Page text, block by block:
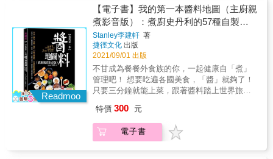
肉時加兩支迷迭香，格外有去腥、清新香氣的
功效。 ▍製作青醬時以九層塔取代甜羅勒，加
入麻油而非橄欖油。 ▍煎虱目魚時，去腥煸薑
的步驟，改以薑黃片代替。 ▍冬季吃小火鍋熬
湯底時，加入香茅增添風味。 & 香料種類無
數，混合香料的可能性自然無限，女巫阿娥打
開自家的香料廚房，讓大家瞭解依照手邊香料
的品質與香氣，便能調理出最適合自己、家人
烹調秘訣 ▍香料廚房裡的巫婆，追劇的時候看
翼棄兵》（The Queen&#39;s Gambit）聽到這
句：「憤怒是強烈的香料，一小撮就可以讓人
清醒，太多了則會使人麻木。」（Anger is a
料櫃裡的生活儀式。 & 9款沾醬 &times; 9種飲
料 &times; 38道美食 美食無國界，無論是台味
洋食、地中海菜色、中南美料理， 或東南亞風
味、印度菜&hellip;&hellip;，都能任意遨遊樂在
其中！ 請讓香氣帶你去旅行，也讓香氣帶你回
食材，方便運用於各種飲食中，不曉得如何烹
煮香料美食的讀者，絕對不能錯過這本循著女
巫阿娥心法，便可進入在自家廚房實作的香料
世界！ & 女巫阿娥以長期的體驗領悟出自己的
品嚐味道，挑戰味蕾找出自己的偏好。她會在
烹煮日常料理時，替換或新增異國文化慣用的
香料，並分享自己和爸媽、長工老公如何用院
Readmoo
【電子書】我的第一本醬料地圖（主廚親
煮影音版）：煮廚史丹利的57種自製安
心醬料，3分鐘有「醬」就上菜！
Stanley李建軒 著
捷徑文化 出版
2021/09/01 出版
不甘成為餐餐外食族的你，一起健康自「煮」
管理吧！ 想要吃遍各國美食，「醬」就夠了！
只要三分鐘就能上菜，跟著醬料踏上世界旅
始嗎？ 想念各國美食卻無法出國嗎？自己下廚
卻總是少一味嗎？ 只要掌握靈魂人物「醬
料」，三分鐘就能做好料！ 中式╳西式╳日韓
特價 300 元
電子書